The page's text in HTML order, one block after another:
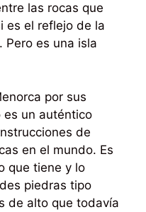
las rocas que
es el reflejo de la
Pero es una isla
por sus
es un auténtico
de
en el mundo. Es
que tiene y lo
piedras tipo
de alto que todavía